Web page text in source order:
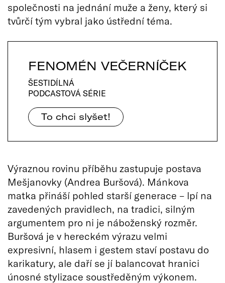
společnosti na jednání muže a ženy, který si
tvůrčí tým vybral jako ústřední téma.
FENOMÉN VEČERNÍČEK
ŠESTIDÍLNÁ
PODCASTOVÁ SÉRIE
To chci slyšet!
Výraznou rovinu příběhu zastupuje postava
Mešjanovky (Andrea Buršová). Mánkova
matka přináší pohled starší generace – lpí na
zavedených pravidlech, na tradici, silným
argumentem pro ni je náboženský rozměr.
Buršová je v hereckém výrazu velmi
expresivní, hlasem i gestem staví postavu do
karikatury, ale daří se jí balancovat hranici
únosné stylizace soustředěným výkonem.